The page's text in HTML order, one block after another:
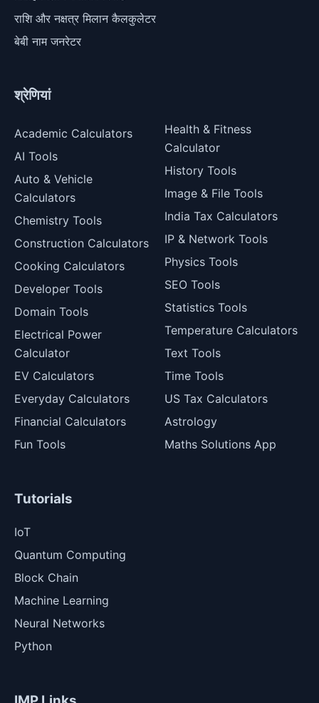
राशि और नक्षत्र मिलान कैलकुलेटर
बेबी नाम जनरेटर
श्रेणियां
Academic Calculators
AI Tools
Auto & Vehicle
Calculators
Chemistry Tools
Construction Calculators
Cooking Calculators
Developer Tools
Domain Tools
Electrical Power
Calculator
EV Calculators
Everyday Calculators
Financial Calculators
Fun Tools
Health & Fitness
Calculator
History Tools
Image & File Tools
India Tax Calculators
IP & Network Tools
Physics Tools
SEO Tools
Statistics Tools
Temperature Calculators
Text Tools
Time Tools
US Tax Calculators
Astrology
Maths Solutions App
Tutorials
IoT
Quantum Computing
Block Chain
Machine Learning
Neural Networks
Python